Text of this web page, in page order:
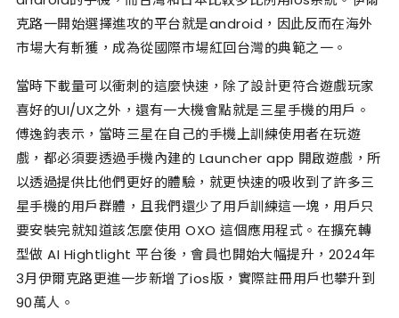
克路一開始選擇進攻的平台就是android，因此反而在海外
市場大有斬獲，成為從國際市場紅回台灣的典範之一。
當時下載量可以衝刺的這麼快速，除了設計更符合遊戲玩家
喜好的UI/UX之外，還有一大機會點就是三星手機的用戶。
傅逸鈞表示，當時三星在自己的手機上訓練使用者在玩遊
戲，都必須要透過手機內建的 Launcher app 開啟遊戲，所
以透過提供比他們更好的體驗，就更快速的吸收到了許多三
星手機的用戶群體，且我們還少了用戶訓練這一塊，用戶只
要安裝完就知道該怎麼使用 OXO 這個應用程式。在擴充轉
型做 AI Hightlight 平台後，會員也開始大幅提升，2024年
3月伊爾克路更進一步新增了ios版，實際註冊用戶也攀升到
90萬人。